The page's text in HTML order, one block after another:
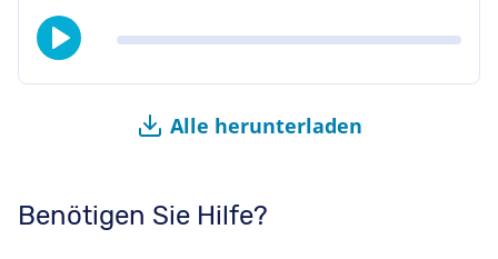
Alle herunterladen
Benötigen Sie Hilfe?